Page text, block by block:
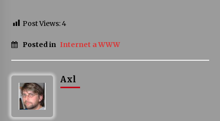
Post Views:4
Posted in Internet a WWW
Axl